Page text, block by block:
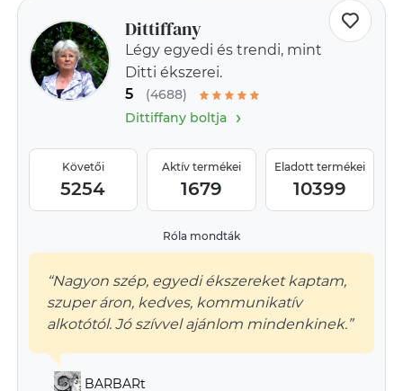
Dittiffany
Légy egyedi és trendi, mint
Ditti ékszerei.
5
(4688)
Dittiffany boltja›
Követői
5254
Aktív termékei
1679
Eladott termékei
10399
Róla mondták
“Nagyon szép, egyedi ékszereket kaptam,
szuper áron, kedves, kommunikatív
alkotótól. Jó szívvel ajánlom mindenkinek.”
BARBARt